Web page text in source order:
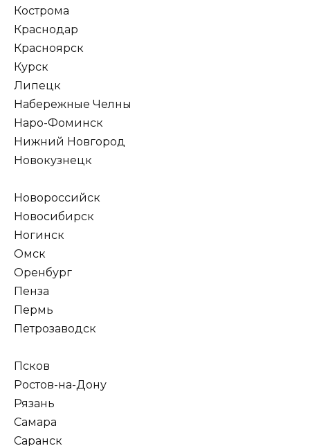
Кострома
Краснодар
Красноярск
Курск
Липецк
Набережные Челны
Наро-Фоминск
Нижний Новгород
Новокузнецк
Новороссийск
Новосибирск
Ногинск
Омск
Оренбург
Пенза
Пермь
Петрозаводск
Псков
Ростов-на-Дону
Рязань
Самара
Саранск